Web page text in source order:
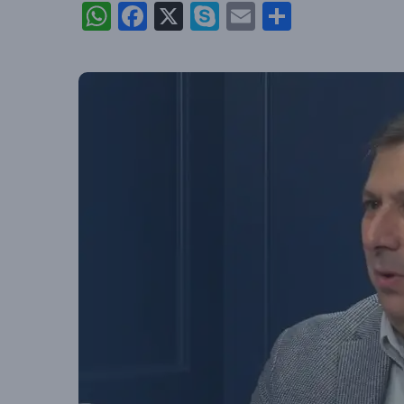
WhatsApp
Facebook
X Skype
Email